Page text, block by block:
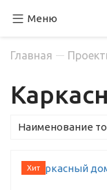
Меню
Главная
Наименование
Хит